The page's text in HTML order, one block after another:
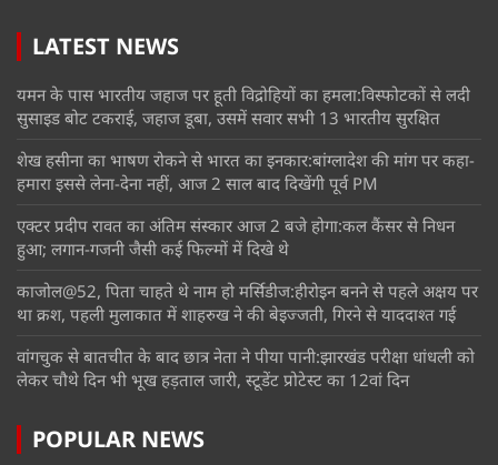
LATEST NEWS
यमन के पास भारतीय जहाज पर हूती विद्रोहियों का हमला:विस्फोटकों से लदी
सुसाइड बोट टकराई, जहाज डूबा, उसमें सवार सभी 13 भारतीय सुरक्षित
शेख हसीना का भाषण रोकने से भारत का इनकार:बांग्लादेश की मांग पर कहा-
हमारा इससे लेना-देना नहीं, आज 2 साल बाद दिखेंगी पूर्व PM
एक्टर प्रदीप रावत का अंतिम संस्कार आज 2 बजे होगा:कल कैंसर से निधन
हुआ; लगान-गजनी जैसी कई फिल्मों में दिखे थे
काजोल@52, पिता चाहते थे नाम हो मर्सिडीज:हीरोइन बनने से पहले अक्षय पर
था क्रश, पहली मुलाकात में शाहरुख ने की बेइज्जती, गिरने से याददाश्त गई
वांगचुक से बातचीत के बाद छात्र नेता ने पीया पानी:झारखंड परीक्षा धांधली को
लेकर चौथे दिन भी भूख हड़ताल जारी, स्टूडेंट प्रोटेस्ट का 12वां दिन
POPULAR NEWS